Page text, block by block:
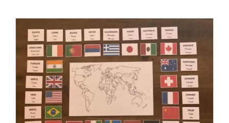
Rechercher:
Bag 0